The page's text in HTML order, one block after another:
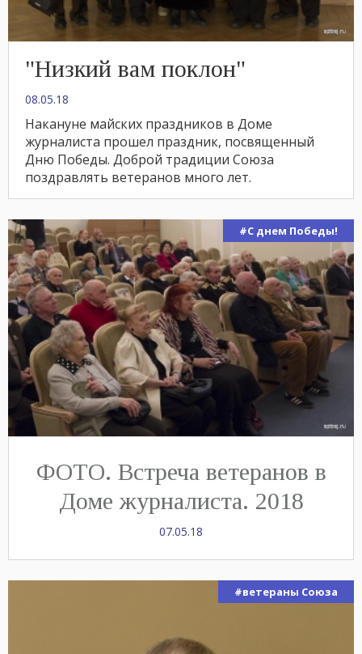
"Низкий вам поклон"
08.05.18
Накануне майских праздников в Доме
журналиста прошел праздник, посвященный
Дню Победы. Доброй традиции Союза
поздравлять ветеранов много лет.
#С днем Победы!
ФОТО. Встреча ветеранов в
Доме журналиста. 2018
07.05.18
#ветераны Союза